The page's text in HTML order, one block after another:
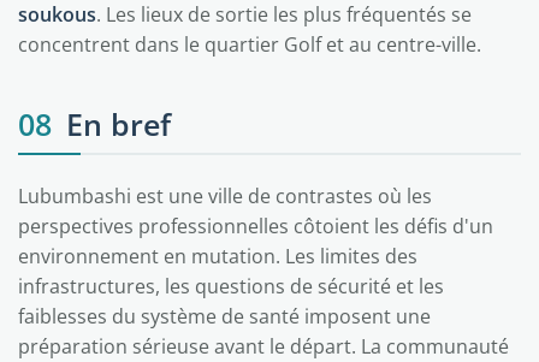
soukous. Les lieux de sortie les plus fréquentés se
concentrent dans le quartier Golf et au centre-ville.
08 En bref
Lubumbashi est une ville de contrastes où les
perspectives professionnelles côtoient les défis d'un
environnement en mutation. Les limites des
infrastructures, les questions de sécurité et les
faiblesses du système de santé imposent une
préparation sérieuse avant le départ. La communauté